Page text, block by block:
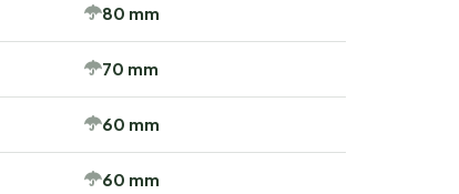
80 mm
70 mm
60 mm
60 mm